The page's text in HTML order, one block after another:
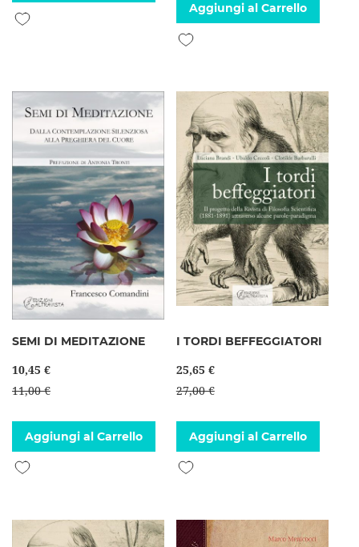
Aggiungi alla lista desideri Aggiungi al Carrello
Aggiungi alla lista desideri
SEMI DI MEDITAZIONE
10,45 €
11,00 €
Aggiungi al Carrello
Aggiungi alla lista desideri
I TORDI BEFFEGGIATORI
25,65 €
27,00 €
Aggiungi al Carrello
Aggiungi alla lista desideri